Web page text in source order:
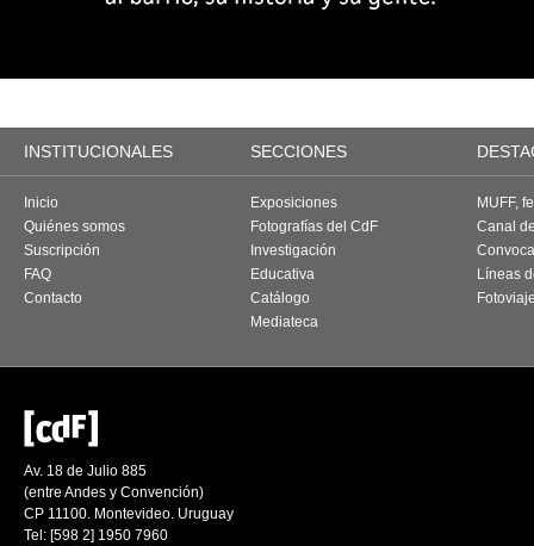
INSTITUCIONALES SECCIONES
Inicio
Quiénes somos
Suscripción
FAQ
Contacto
Exposiciones
Fotografías del CdF
Investigación
Educativa
Catálogo
Mediateca
MUFF,
Canal
Líneas
Av. 18 de Julio 885
(entre Andes y Convención)
CP 11100. Montevideo. Uruguay
Tel: [598 2] 1950 7960